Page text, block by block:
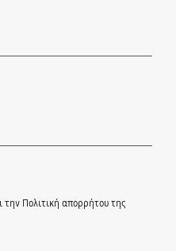
Πολιτική απορρήτου της